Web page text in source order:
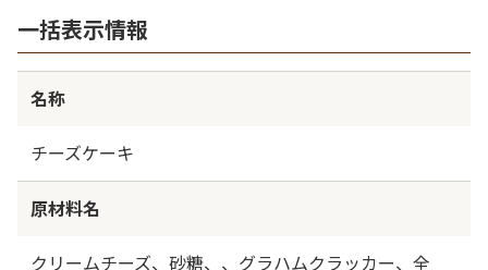
一括表示情報
名称
チーズケーキ
原材料名
クリームチーズ、砂糖、、グラハムクラッカー、全